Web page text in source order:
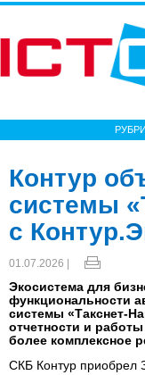
Контур
системы
с
01.07.2026 |
Экосистема для
функциональности
системы «Такснет-
отчетности и
более комплексное
СКБ Контур приобрел